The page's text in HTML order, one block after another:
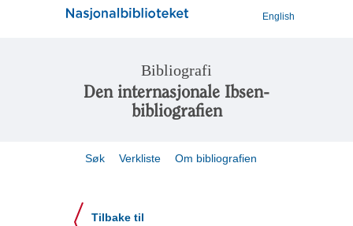
English
Bibliografi
Den internasjonale Ibsen-
bibliografien
Søk Verkliste Om bibliografien
Tilbake til